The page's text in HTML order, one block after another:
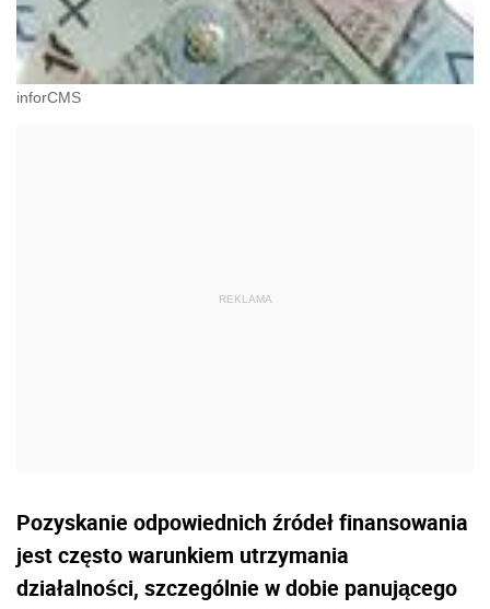
inforCMS
Pozyskanie odpowiednich źródeł finansowania
jest często warunkiem utrzymania
działalności, szczególnie w dobie panującego